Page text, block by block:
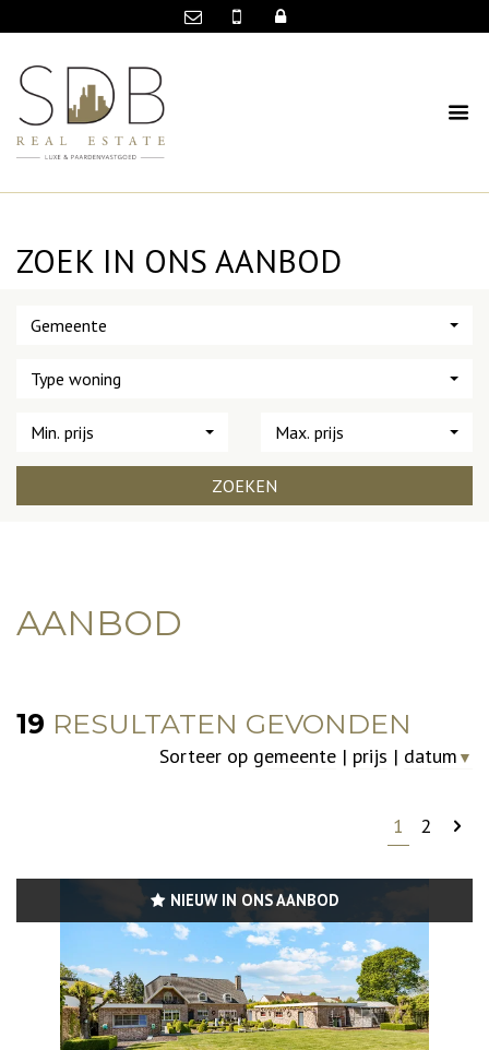
ZOEK IN ONS AANBOD
Gemeente
Type woning
Min. prijs Max. prijs
ZOEKEN
AANBOD
19 RESULTATEN GEVONDEN
Sorteer op gemeente | prijs | datum ▼
1 2
NIEUW IN ONS AANBOD